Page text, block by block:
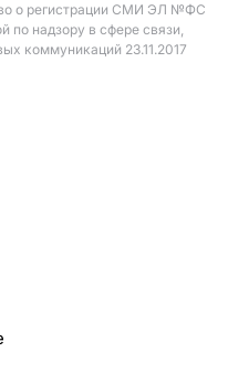
о регистрации СМИ ЭЛ №ФС
по надзору в сфере связи,
коммуникаций 23.11.2017